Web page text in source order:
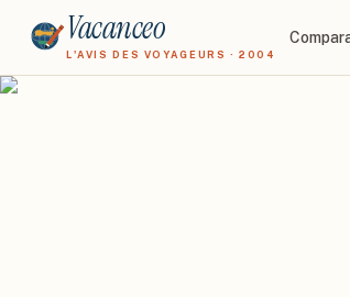
Vacanceo
L'AVIS DES VOYAGEURS · 2004